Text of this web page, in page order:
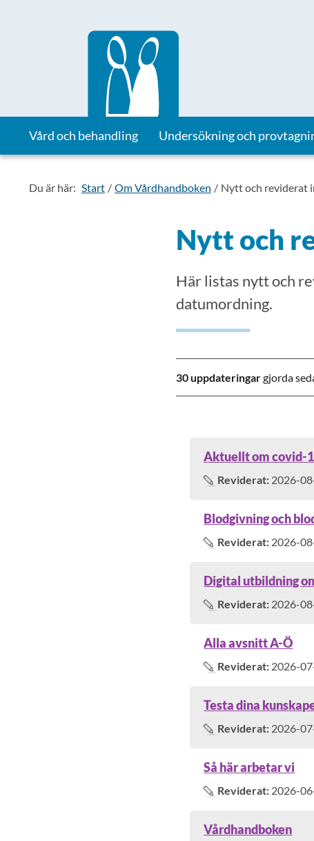
Till startsidan för Vårdhandboken
Vård och behandling Undersökning och
Du är här: Start Om Vårdhandboken Nytt och reviderat
Nytt och
Här listas nytt och
datumordning.
30uppdateringargjorda
Aktuellt om covid-
Reviderat: 2026-
Blodgivning och
Reviderat: 2026-
Digital utbildning
Reviderat: 2026-
Alla avsnitt A-Ö
Reviderat: 2026-
Testa dina
Reviderat: 2026-
Så här arbetar vi
Reviderat: 2026-
Vårdhandboken